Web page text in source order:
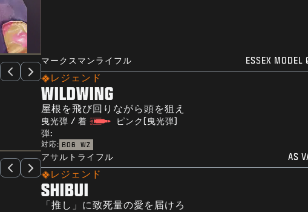
マークスマンライフル ESSEX MODEL
レジェンド
WILDWING
屋根を飛び回りながら頭を狙え
曳光弾 / 着
弾:
ピンク(曳光弾)
対応: BO6 WZ
アサルトライフル AS
レジェンド
SHIBUI
「推し」に致死量の愛を届けろ